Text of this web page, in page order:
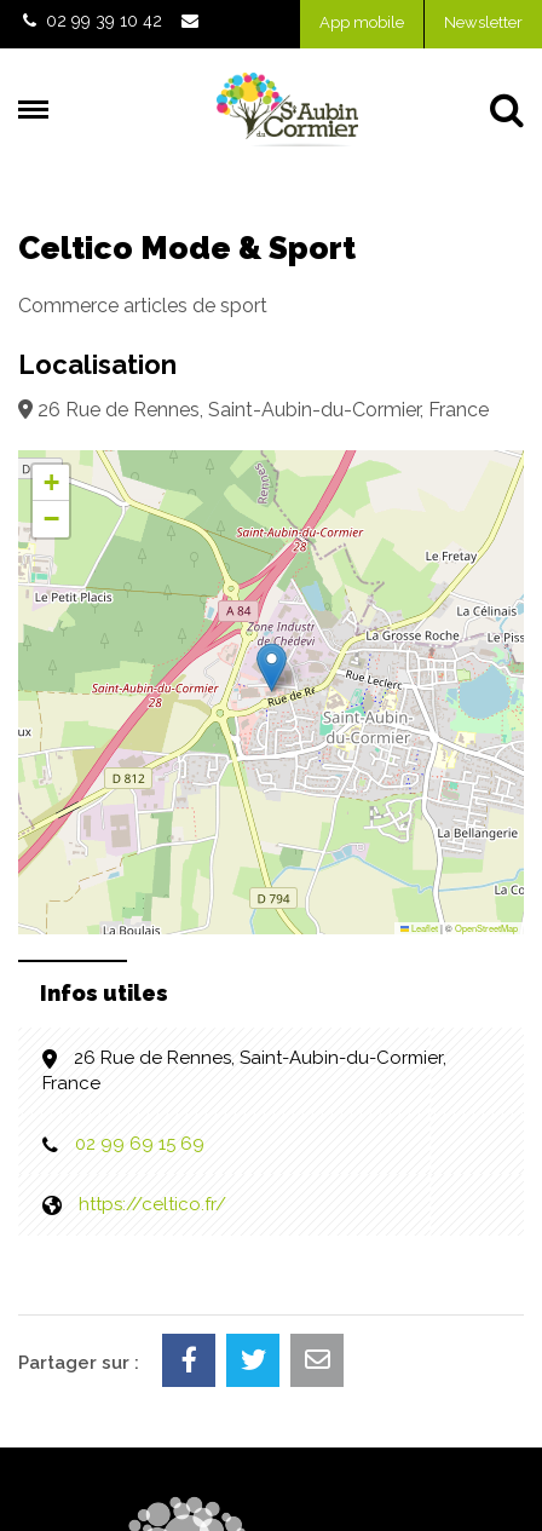
Gestion des traceurs
02 99 39 10 42 App mobile Newsletter
Celtico Mode & Sport
Commerce articles de sport
Localisation
26 Rue de Rennes, Saint-Aubin-du-Cormier, France
+
−
Leaflet|©OpenStreetMap
Infos utiles
26 Rue de Rennes, Saint-Aubin-du-Cormier,
France
02 99 69 15 69
https://celtico.fr/
Partager sur :